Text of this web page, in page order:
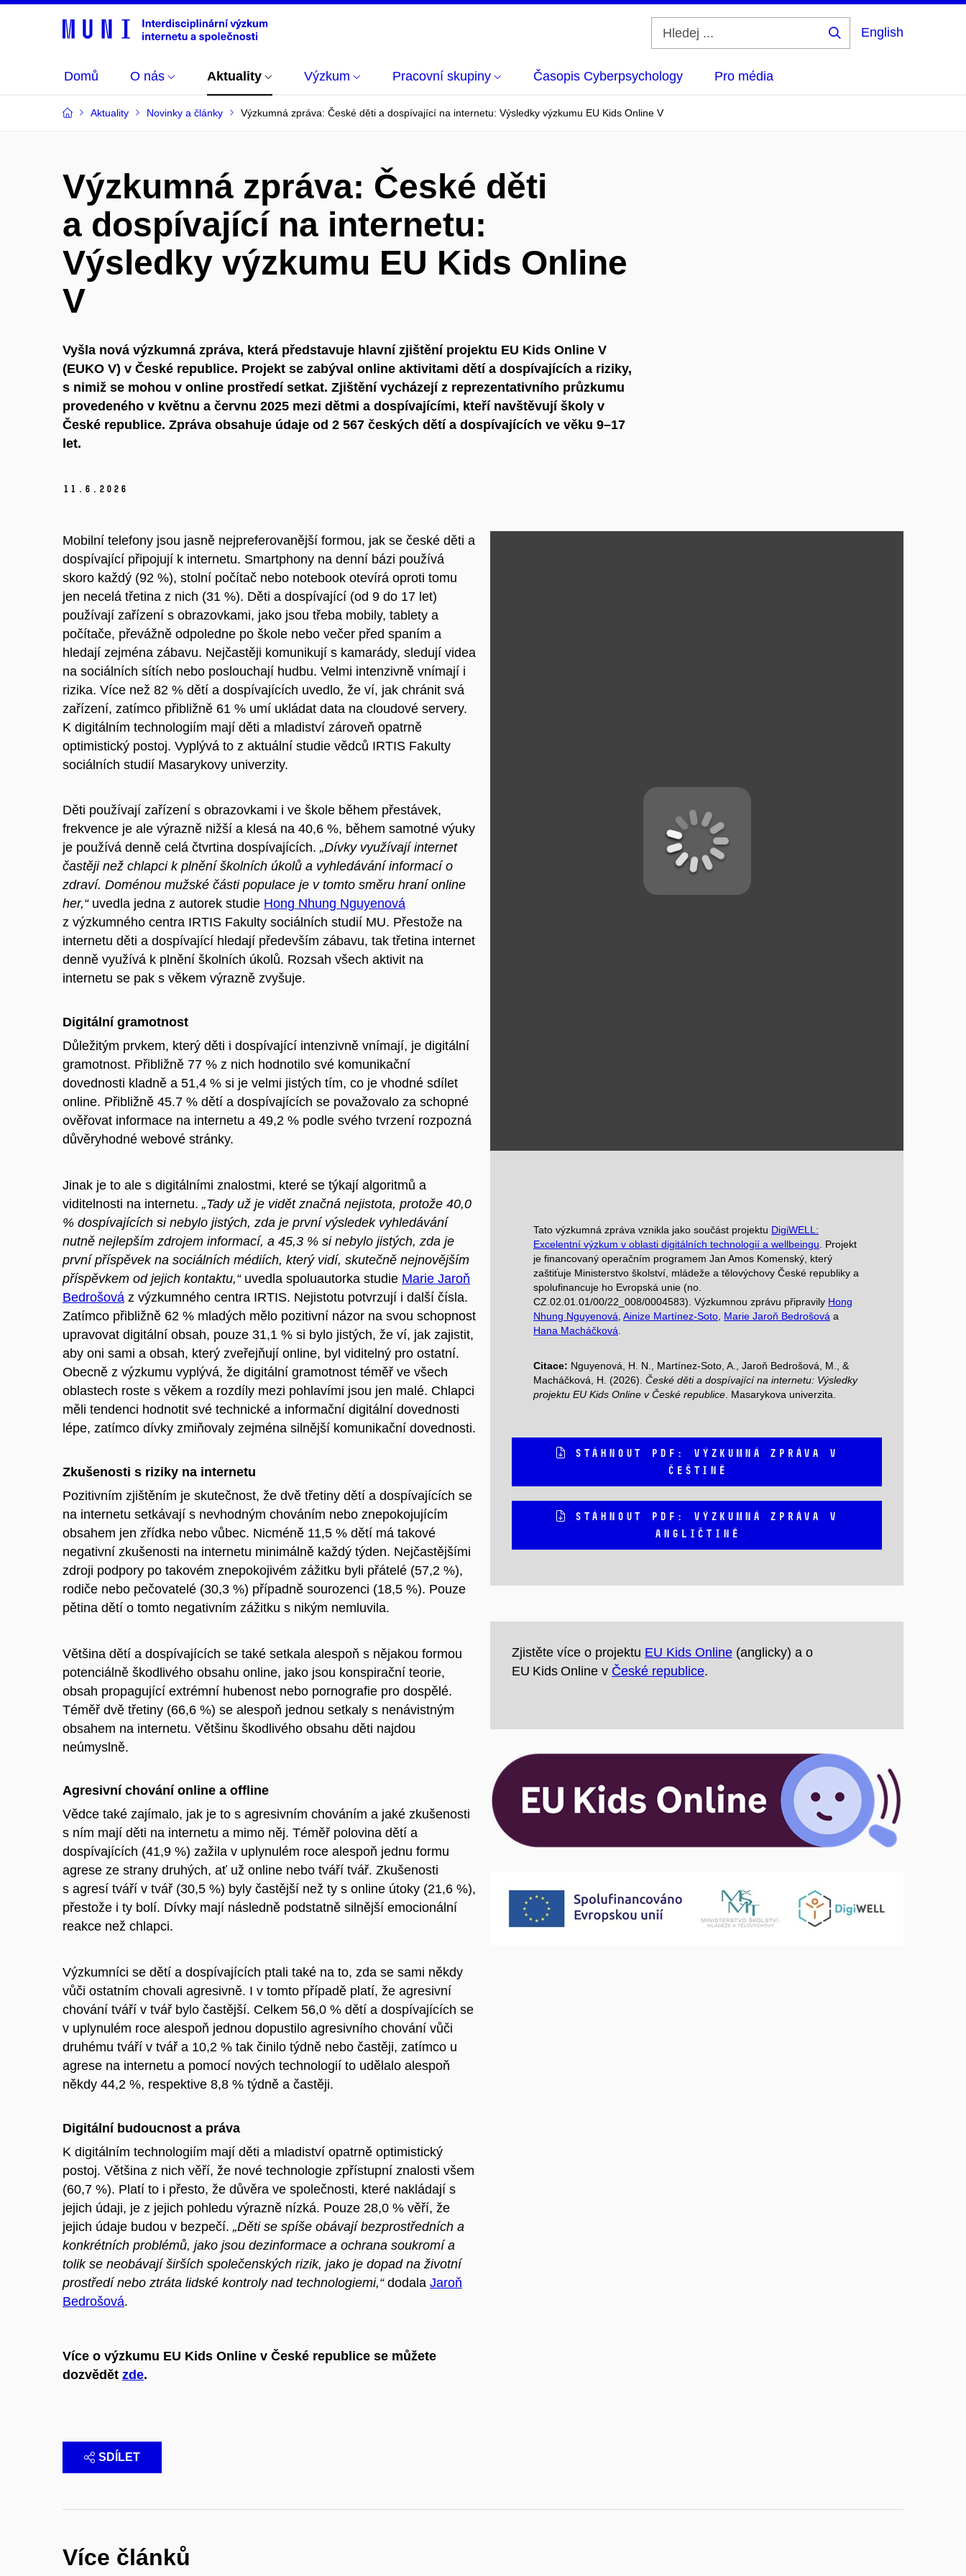
English
Domů O nás Aktuality Výzkum Pracovní skupiny Časopis Cyberpsychology Pro média
Aktuality Novinky a články Výzkumná zpráva: České děti a dospívající na internetu: Výsledky výzkumu EU Kids Online V
Výzkumná zpráva: České děti
a dospívající na internetu:
Výsledky výzkumu EU Kids Online
V
Vyšla nová výzkumná zpráva, která představuje hlavní zjištění projektu EU Kids Online V
(EUKO V) v České republice. Projekt se zabýval online aktivitami dětí a dospívajících a riziky,
s nimiž se mohou v online prostředí setkat. Zjištění vycházejí z reprezentativního průzkumu
provedeného v květnu a červnu 2025 mezi dětmi a dospívajícími, kteří navštěvují školy v
České republice. Zpráva obsahuje údaje od 2 567 českých dětí a dospívajících ve věku 9–17
let.
11. 6. 2026
Mobilní telefony jsou jasně nejpreferovanější formou, jak se české děti a
dospívající připojují k internetu. Smartphony na denní bázi používá
skoro každý (92 %), stolní počítač nebo notebook otevírá oproti tomu
jen necelá třetina z nich (31 %). Děti a dospívající (od 9 do 17 let)
používají zařízení s obrazovkami, jako jsou třeba mobily, tablety a
počítače, převážně odpoledne po škole nebo večer před spaním a
hledají zejména zábavu. Nejčastěji komunikují s kamarády, sledují videa
na sociálních sítích nebo poslouchají hudbu. Velmi intenzivně vnímají i
rizika. Více než 82 % dětí a dospívajících uvedlo, že ví, jak chránit svá
zařízení, zatímco přibližně 61 % umí ukládat data na cloudové servery.
K digitálním technologiím mají děti a mladiství zároveň opatrně
optimistický postoj. Vyplývá to z aktuální studie vědců IRTIS Fakulty
sociálních studií Masarykovy univerzity.
Děti používají zařízení s obrazovkami i ve škole během přestávek,
frekvence je ale výrazně nižší a klesá na 40,6 %, během samotné výuky
je používá denně celá čtvrtina dospívajících. „Dívky využívají internet
častěji než chlapci k plnění školních úkolů a vyhledávání informací o
zdraví. Doménou mužské části populace je v tomto směru hraní online
her,“ uvedla jedna z autorek studie Hong Nhung Nguyenová
z výzkumného centra IRTIS Fakulty sociálních studií MU. Přestože na
internetu děti a dospívající hledají především zábavu, tak třetina internet
denně využívá k plnění školních úkolů. Rozsah všech aktivit na
internetu se pak s věkem výrazně zvyšuje.
Digitální gramotnost
Důležitým prvkem, který děti i dospívající intenzivně vnímají, je digitální
gramotnost. Přibližně 77 % z nich hodnotilo své komunikační
dovednosti kladně a 51,4 % si je velmi jistých tím, co je vhodné sdílet
online. Přibližně 45.7 % dětí a dospívajících se považovalo za schopné
ověřovat informace na internetu a 49,2 % podle svého tvrzení rozpozná
důvěryhodné webové stránky.
Jinak je to ale s digitálními znalostmi, které se týkají algoritmů a
viditelnosti na internetu. „Tady už je vidět značná nejistota, protože 40,0
% dospívajících si nebylo jistých, zda je první výsledek vyhledávání
nutně nejlepším zdrojem informací, a 45,3 % si nebylo jistých, zda je
první příspěvek na sociálních médiích, který vidí, skutečně nejnovějším
příspěvkem od jejich kontaktu,“uvedla spoluautorka studie Marie Jaroň
Bedrošová z výzkumného centra IRTIS. Nejistotu potvrzují i další čísla.
Zatímco přibližně 62 % mladých mělo pozitivní názor na svou schopnost
upravovat digitální obsah, pouze 31,1 % si bylo jistých, že ví, jak zajistit,
aby oni sami a obsah, který zveřejňují online, byl viditelný pro ostatní.
Obecně z výzkumu vyplývá, že digitální gramotnost téměř ve všech
oblastech roste s věkem a rozdíly mezi pohlavími jsou jen malé. Chlapci
měli tendenci hodnotit své technické a informační digitální dovednosti
lépe, zatímco dívky zmiňovaly zejména silnější komunikační dovednosti.
Zkušenosti s riziky na internetu
Pozitivním zjištěním je skutečnost, že dvě třetiny dětí a dospívajících se
na internetu setkávají s nevhodným chováním nebo znepokojujícím
obsahem jen zřídka nebo vůbec. Nicméně 11,5 % dětí má takové
negativní zkušenosti na internetu minimálně každý týden. Nejčastějšími
zdroji podpory po takovém znepokojivém zážitku byli přátelé (57,2 %),
rodiče nebo pečovatelé (30,3 %) případně sourozenci (18,5 %). Pouze
pětina dětí o tomto negativním zážitku s nikým nemluvila.
Většina dětí a dospívajících se také setkala alespoň s nějakou formou
potenciálně škodlivého obsahu online, jako jsou konspirační teorie,
obsah propagující extrémní hubenost nebo pornografie pro dospělé.
Téměř dvě třetiny (66,6 %) se alespoň jednou setkaly s nenávistným
obsahem na internetu. Většinu škodlivého obsahu děti najdou
neúmyslně.
Agresivní chování online a offline
Vědce také zajímalo, jak je to s agresivním chováním a jaké zkušenosti
s ním mají děti na internetu a mimo něj. Téměř polovina dětí a
dospívajících (41,9 %) zažila v uplynulém roce alespoň jednu formu
agrese ze strany druhých, ať už online nebo tváří tvář. Zkušenosti
s agresí tváří v tvář (30,5 %) byly častější než ty s online útoky (21,6 %),
přestože i ty bolí. Dívky mají následně podstatně silnější emocionální
reakce než chlapci.
Výzkumníci se dětí a dospívajících ptali také na to, zda se sami někdy
vůči ostatním chovali agresivně. I v tomto případě platí, že agresivní
chování tváří v tvář bylo častější. Celkem 56,0 % dětí a dospívajících se
v uplynulém roce alespoň jednou dopustilo agresivního chování vůči
druhému tváří v tvář a 10,2 % tak činilo týdně nebo častěji, zatímco u
agrese na internetu a pomocí nových technologií to udělalo alespoň
někdy 44,2 %, respektive 8,8 % týdně a častěji.
Digitální budoucnost a práva
K digitálním technologiím mají děti a mladiství opatrně optimistický
postoj. Většina z nich věří, že nové technologie zpřístupní znalosti všem
(60,7 %). Platí to i přesto, že důvěra ve společnosti, které nakládají s
jejich údaji, je z jejich pohledu výrazně nízká. Pouze 28,0 % věří, že
jejich údaje budou v bezpečí. „Děti se spíše obávají bezprostředních a
konkrétních problémů, jako jsou dezinformace a ochrana soukromí a
tolik se neobávají širších společenských rizik, jako je dopad na životní
prostředí nebo ztráta lidské kontroly nad technologiemi,“dodala Jaroň
Bedrošová.
Více o výzkumu EU Kids Online v České republice se můžete
dozvědět zde.
Tato výzkumná zpráva vznikla jako součást projektu DigiWELL:
Excelentní výzkum v oblasti digitálních technologií a wellbeingu . Projekt
je financovaný operačním programem Jan Amos Komenský, který
zaštiťuje Ministerstvo školství, mládeže a tělovýchovy České republiky a
spolufinancuje ho Evropská unie (no.
CZ.02.01.01/00/22_008/0004583). Výzkumnou zprávu připravily Hong
Nhung Nguyenová Ainize Martínez-Soto Marie Jaroň Bedrošová a
Hana Macháčková
Citace: Nguyenová, H. N., Martínez-Soto, A., Jaroň Bedrošová, M., &
Macháčková, H. (2026). České děti a dospívající na internetu: Výsledky
projektu EU Kids Online v České republice. Masarykova univerzita.
STÁHNOUT PDF: VÝZKUMNÁ ZPRÁVA V
ČEŠTINĚ
STÁHNOUT PDF: VÝZKUMNÁ ZPRÁVA V
ANGLIČTINĚ
Zjistěte více o projektu EU Kids Online (anglicky) a o
EU Kids Online v České republice.
SDÍLET
Více článků